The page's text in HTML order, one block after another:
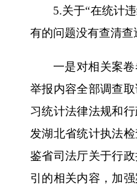
5.关于“在统计
有的问题没有查清查
一是对相关案
举报内容全部调查
习统计法律法规和
发湖北省统计执法
鉴省司法厅关于行
引的相关内容，加